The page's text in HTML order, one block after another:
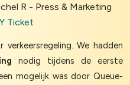
R - Press & Marketing
Ticket
We hadden
nodig tijdens de eerste
mogelijk was door Queue-